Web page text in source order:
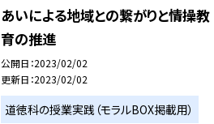
あいによる地域との繋がりと情操教
育の推進
公開日 2023/02/02
更新日 2023/02/02
道徳科の授業実践（モラルBOX掲載用）